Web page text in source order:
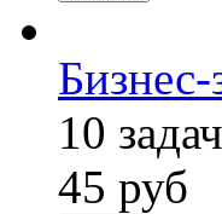
10 задач
45 руб